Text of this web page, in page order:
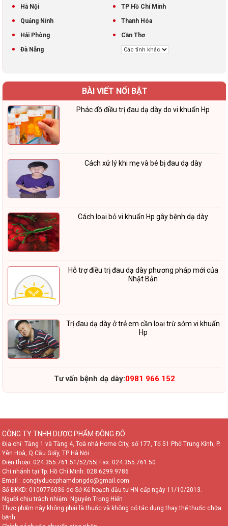
Hà Nội
TP Hồ Chí Minh
Quảng Ninh
Thanh Hóa
Hải Phòng
Cần Thơ
Đà Nẵng
BÀI VIẾT NỔI BẬT
Phác đồ điều trị đau dạ dày do vi khuẩn Hp
Cách xử lý khi mẹ và bé bị đau dạ dày
Cách loại bỏ vi khuẩn Hp gây bệnh dạ dày
Hỗ trợ điều trị đau dạ dày phương pháp mới của
Nhật Bản
Trị đau dạ dày ở trẻ em cần loại trừ sớm vi khuẩn
Hp
Tư vấn bệnh dạ dày:0981 966 152
CÔNG TY TNHH DƯỢC PHẨM ĐÔNG ĐÔ
Địa chỉ: Tầng 1 và Tầng 4, Toà nhà Home City, số 177, Tổ 51 Phố Trung Kính, P.
Yên Hoà, Q.Cầu Giấy, TP Hà Nội
Điện thoại: 024.355.761.51/52/55
| Fax: 024.355.761.50
Chi nhánh tại Tp. Hồ Chí Minh: 028.6299.9786
Email : congtyduocphamdongdo@gmail.com
Số ĐKKD: 0100776036 do Sở Kế hoạch đầu tư HN cấp ngày 11/10/2013.
Người chịu trách nhiệm: Nguyễn Trọng Hiển
Thực phẩm này không phải là thuốc và không có tác dụng thay thế thuốc chữa
bệnh